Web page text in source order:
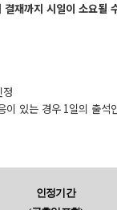
재까지 시일이 소요될
이 있는 경우 1일의 출석
인정기간